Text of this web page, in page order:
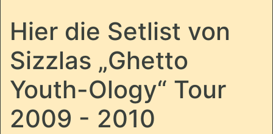
Hier die Setlist von
Sizzlas „Ghetto
Youth-Ology“ Tour
2009 - 2010